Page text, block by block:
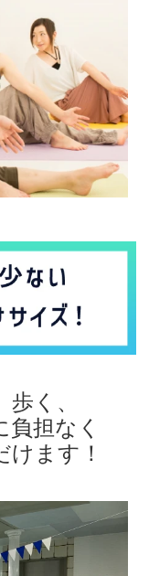
く、
負担なく
けます ！